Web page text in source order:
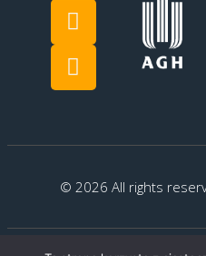
© 2026 All rights